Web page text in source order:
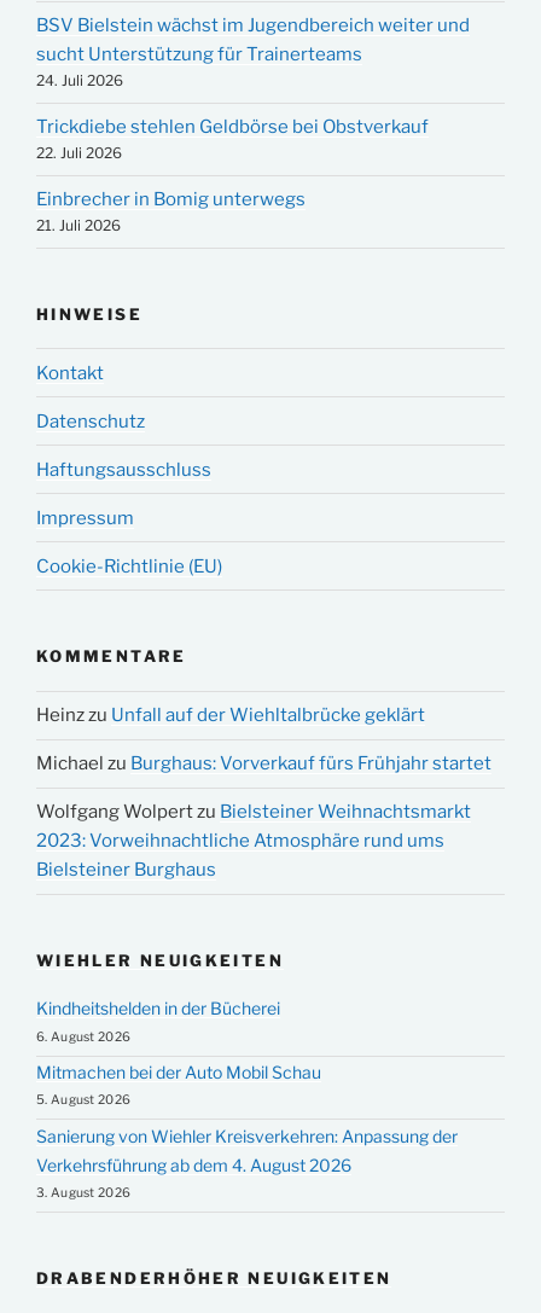
BSV Bielstein wächst im Jugendbereich weiter und
sucht Unterstützung für Trainerteams
24. Juli 2026
Trickdiebe stehlen Geldbörse bei Obstverkauf
22. Juli 2026
Einbrecher in Bomig unterwegs
21. Juli 2026
HINWEISE
Kontakt
Datenschutz
Haftungsausschluss
Impressum
Cookie-Richtlinie (EU)
KOMMENTARE
Heinzzu Unfall auf der Wiehltalbrücke geklärt
Michael zu Burghaus: Vorverkauf fürs Frühjahr startet
Wolfgang Wolpertzu Bielsteiner Weihnachtsmarkt
2023: Vorweihnachtliche Atmosphäre rund ums
Bielsteiner Burghaus
WIEHLER NEUIGKEITEN
Kindheitshelden in der Bücherei
6. August 2026
Mitmachen bei der Auto Mobil Schau
5. August 2026
Sanierung von Wiehler Kreisverkehren: Anpassung der
Verkehrsführung ab dem 4. August 2026
3. August 2026
DRABENDERHÖHER NEUIGKEITEN